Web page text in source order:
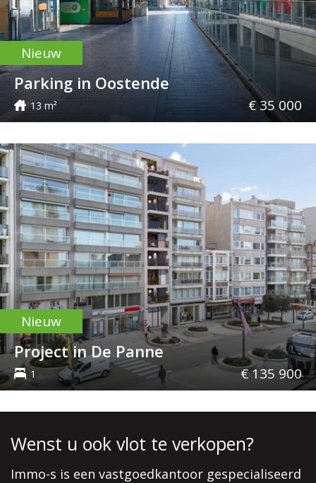
Nieuw
Parking in Oostende
13 m² € 35 000
Nieuw
Project in De Panne
1 € 135 900
Wenst u ook vlot te verkopen?
Immo-s is een vastgoedkantoor gespecialiseerd